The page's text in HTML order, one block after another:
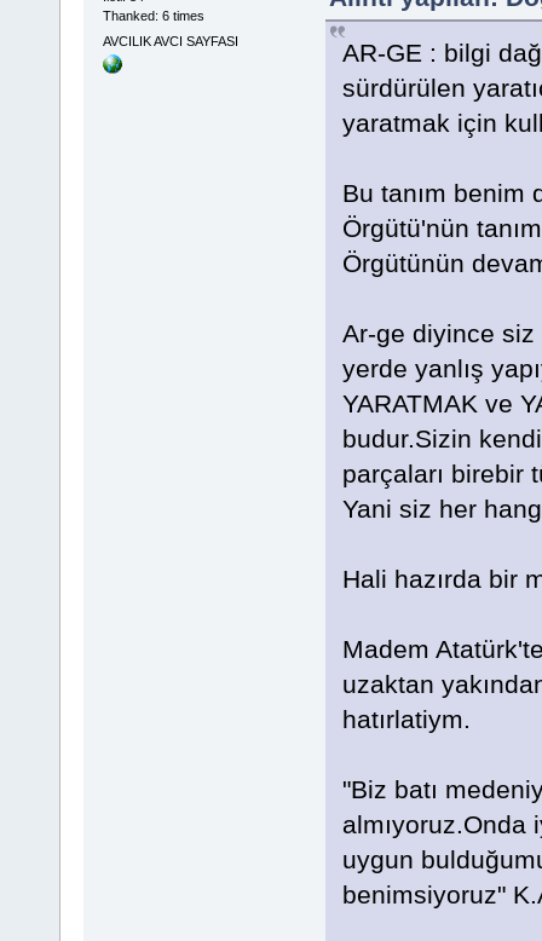
Thanked: 6 times
AVCILIK AVCI SAYFASI
AR-GE : bilgi
sürdürülen
yaratmak için
Bu tanım benim
Örgütü'nün
Örgütünün
Ar-ge diyince siz
yerde yanlış
YARATMAK ve
budur.Sizin
parçaları birebir
Yani siz her
Hali hazırda bir
Madem
uzaktan
hatırlatiym.
"Biz batı
uygun
benimsiyoruz"